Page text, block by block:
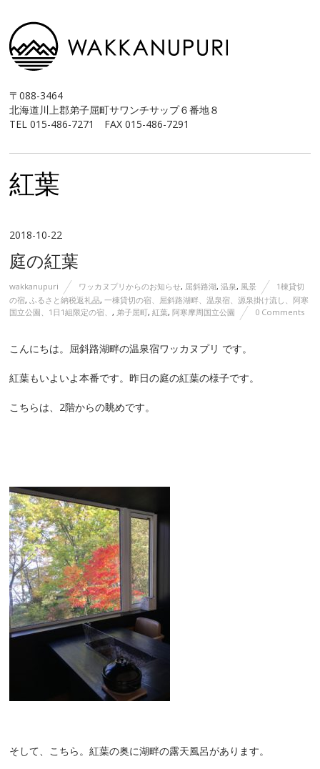
〒088-3464
北海道川上郡弟子屈町サワンチサップ６番地８
TEL 015-486-7271 FAX 015-486-7291
紅葉
2018-10-22
庭の紅葉
wakkanupuri ワッカヌプリからのお知らせ, 屈斜路湖,温泉, 風景
1棟貸切
の宿,ふるさと納税返礼品,一棟貸切の宿、屈斜路湖畔、温泉宿、源泉掛け流し、阿寒
国立公園、1日1組限定の宿、, 弟子屈町,紅葉,阿寒摩周国立公園 0 Comments
こんにちは。屈斜路湖畔の温泉宿ワッカヌプリ です。
紅葉もいよいよ本番です。昨日の庭の紅葉の様子です。
こちらは、2階からの眺めです。
そして、こちら。紅葉の奥に湖畔の露天風呂があります。